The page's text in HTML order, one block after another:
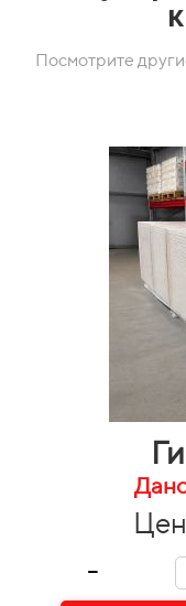
Посмотрите